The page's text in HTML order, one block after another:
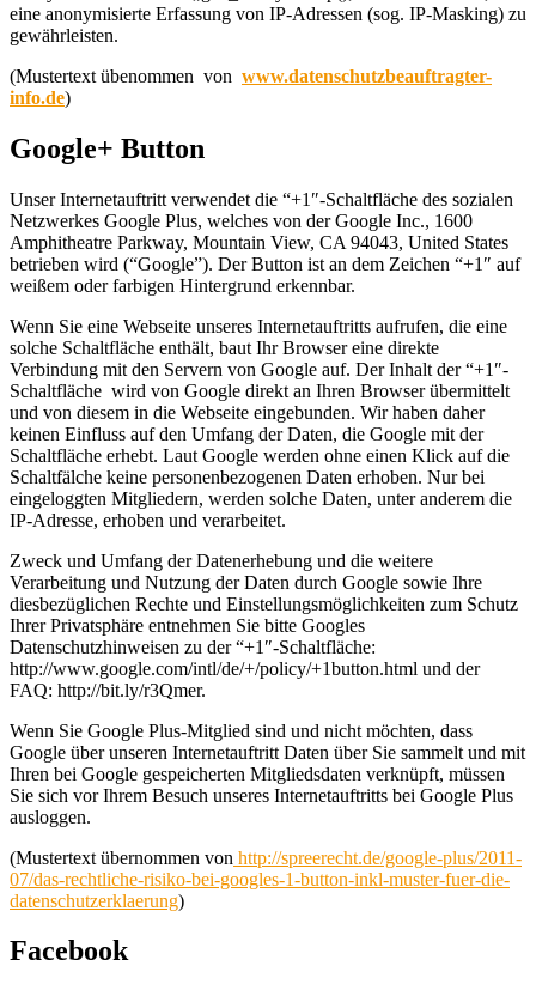
eine anonymisierte Erfassung von IP-Adressen (sog. IP-Masking) zu
gewährleisten.
(Mustertext übenommen von www.datenschutzbeauftragter-
info.de)
Google+ Button
Unser Internetauftritt verwendet die “+1″-Schaltfläche des sozialen
Netzwerkes Google Plus, welches von der Google Inc., 1600
Amphitheatre Parkway, Mountain View, CA 94043, United States
betrieben wird (“Google”). Der Button ist an dem Zeichen “+1″ auf
weißem oder farbigen Hintergrund erkennbar.
Wenn Sie eine Webseite unseres Internetauftritts aufrufen, die eine
solche Schaltfläche enthält, baut Ihr Browser eine direkte
Verbindung mit den Servern von Google auf. Der Inhalt der “+1″-
Schaltfläche wird von Google direkt an Ihren Browser übermittelt
und von diesem in die Webseite eingebunden. Wir haben daher
keinen Einfluss auf den Umfang der Daten, die Google mit der
Schaltfläche erhebt. Laut Google werden ohne einen Klick auf die
Schaltfälche keine personenbezogenen Daten erhoben. Nur bei
eingeloggten Mitgliedern, werden solche Daten, unter anderem die
IP-Adresse, erhoben und verarbeitet.
Zweck und Umfang der Datenerhebung und die weitere
Verarbeitung und Nutzung der Daten durch Google sowie Ihre
diesbezüglichen Rechte und Einstellungsmöglichkeiten zum Schutz
Ihrer Privatsphäre entnehmen Sie bitte Googles
Datenschutzhinweisen zu der “+1″-Schaltfläche:
http://www.google.com/intl/de/+/policy/+1button.html und der
FAQ: http://bit.ly/r3Qmer.
Wenn Sie Google Plus-Mitglied sind und nicht möchten, dass
Google über unseren Internetauftritt Daten über Sie sammelt und mit
Ihren bei Google gespeicherten Mitgliedsdaten verknüpft, müssen
Sie sich vor Ihrem Besuch unseres Internetauftritts bei Google Plus
ausloggen.
(Mustertext übernommen von http://spreerecht.de/google-plus/2011-
07/das-rechtliche-risiko-bei-googles-1-button-inkl-muster-fuer-die-
datenschutzerklaerung)
Facebook